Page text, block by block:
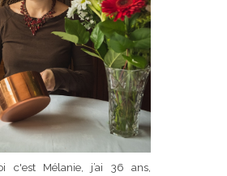
c'est Mélanie, j’ai 36 ans,